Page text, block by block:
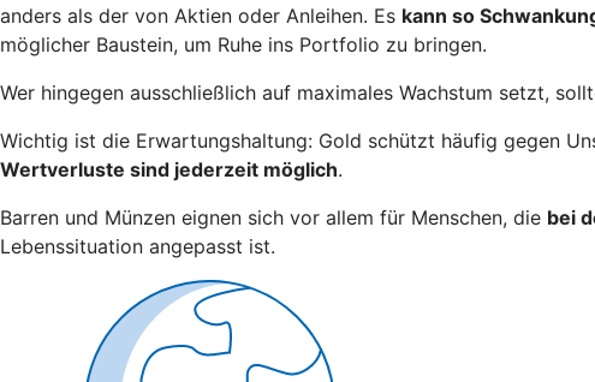
anders als der von Aktien oder Anleihen. Es kann so
möglicher Baustein, um Ruhe ins Portfolio zu bringen.
Wer hingegen ausschließlich auf maximales Wachstum setzt,
Wichtig ist die Erwartungshaltung: Gold schützt häufig gegen
Wertverluste sind jederzeit möglich.
Barren und Münzen eignen sich vor allem für Menschen, die bei
Lebenssituation angepasst ist.